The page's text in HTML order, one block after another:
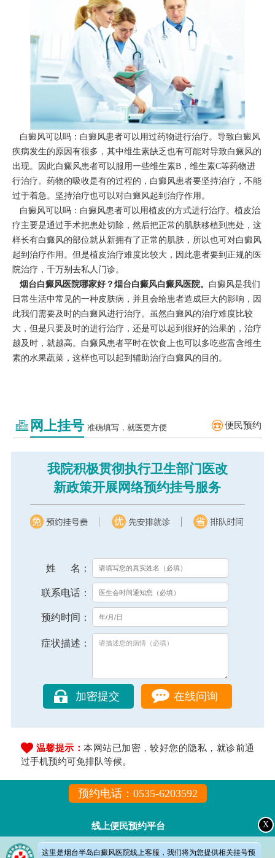
白癜风可以吗：白癜风患者可以用过药物进行治疗。导致白癜风
疾病发生的原因有很多，其中维生素缺乏也有可能对导致白癜风的
出现。因此白癜风患者可以服用一些维生素B，维生素C等药物进
行治疗。药物的吸收是有的过程的，白癜风患者要坚持治疗，不能
过于着急。坚持治疗也可以对白癜风起到治疗作用。
白癜风可以吗：白癜风患者可以用植皮的方式进行治疗。植皮治
疗主要是通过手术把患处切除，然后把正常的肌肤移植到患处，这
样长有白癜风的部位就从新拥有了正常的肌肤，所以也可对白癜风
起到治疗作用。但是植皮治疗难度比较大，因此患者要到正规的医
院治疗，千万别去私人门诊。
烟台白癜风医院哪家好？ 烟台白癜风白癜风医院。 白癜风是我们
日常生活中常见的一种皮肤病，并且会给患者造成巨大的影响，因
此我们需要及时的白癜风进行治疗。虽然白癜风的治疗难度比较
大，但是只要及时的进行治疗，还是可以起到很好的治果的，治疗
越及时，就越高。白癜风患者平时在饮食上也可以多吃些富含维生
素的水果蔬菜，这样也可以起到辅助治疗白癜风的目的。
网上挂号 准确填写，就医更方便 便民预约
我院积极贯彻执行卫生部门医改
新政策开展网络预约挂号服务
姓 名：
联系电话：
预约时间：
症状描述：
在线问询
温馨提示：本网站已加密，较好您的隐私，就诊前通
过手机预约可免排队等候。
预约电话：0535-6203592
线上便民预约平台 X
这里是烟台半岛白癜风医院线上客服，我们将为您提供相关挂号预